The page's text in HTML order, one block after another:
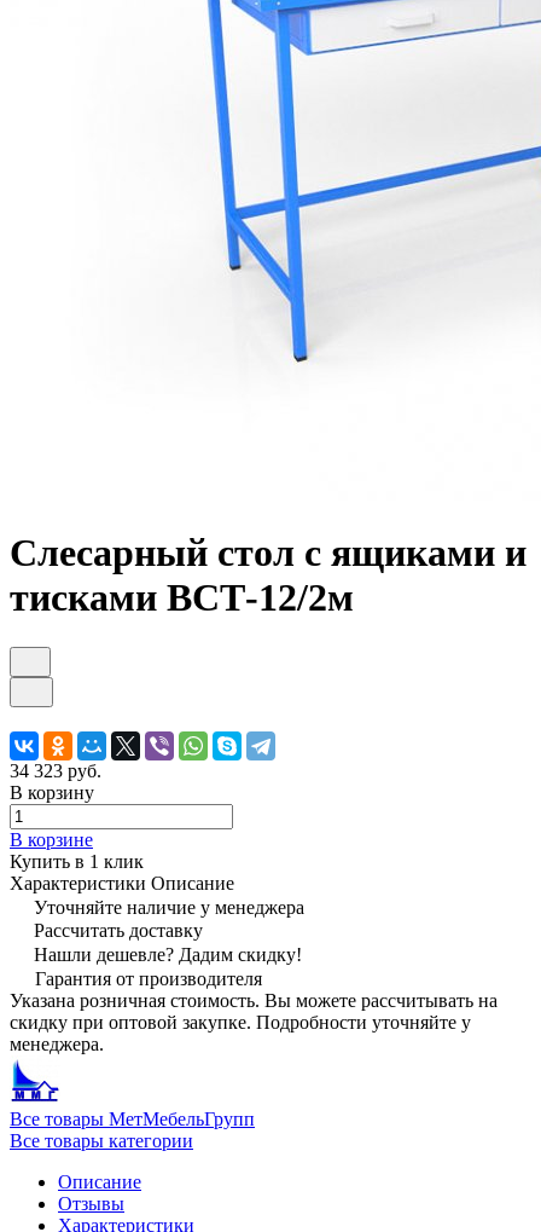
Слесарный стол с ящиками и
тисками ВСТ-12/2м
34 323 руб.
В корзину
В корзине
Купить в 1 клик
Характеристики Описание
Уточняйте наличие у менеджера
Рассчитать доставку
Нашли дешевле? Дадим скидку!
Гарантия от производителя
Указана розничная стоимость. Вы можете рассчитывать на
скидку при оптовой закупке. Подробности уточняйте у
менеджера.
Все товары МетМебельГрупп
Все товары категории
Описание
Отзывы
Характеристики